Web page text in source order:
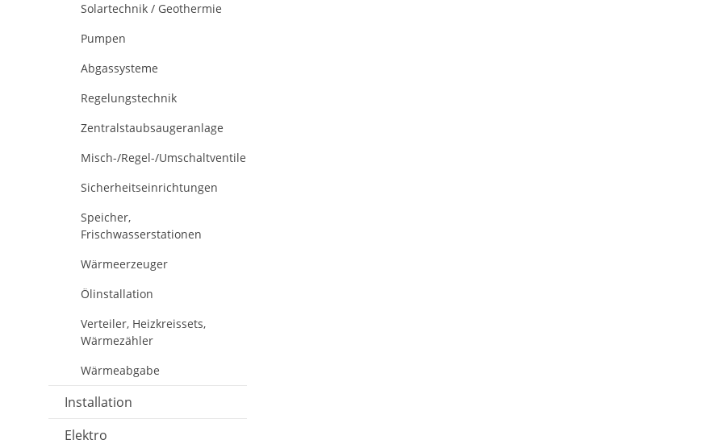
Solartechnik / Geothermie
Pumpen
Abgassysteme
Regelungstechnik
Zentralstaubsaugeranlage
Misch-/Regel-/Umschaltventile
Sicherheitseinrichtungen
Speicher,
Frischwasserstationen
Wärmeerzeuger
Ölinstallation
Verteiler, Heizkreissets,
Wärmezähler
Wärmeabgabe
Installation
Elektro